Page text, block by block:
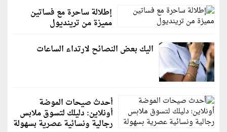
إطلالة ساحرة مع فساتين
مميزة من ترينديول
اليك بعض النصائح لارتداء الساعات
أحدث صيحات الموضة
أونلاين: دليلك لتسوق ملابس
رجالية ونسائية عصرية بسهولة